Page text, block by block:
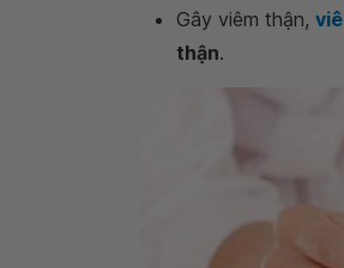
Gây viêm thận,
thận.